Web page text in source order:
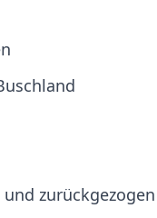
zurückgezogen